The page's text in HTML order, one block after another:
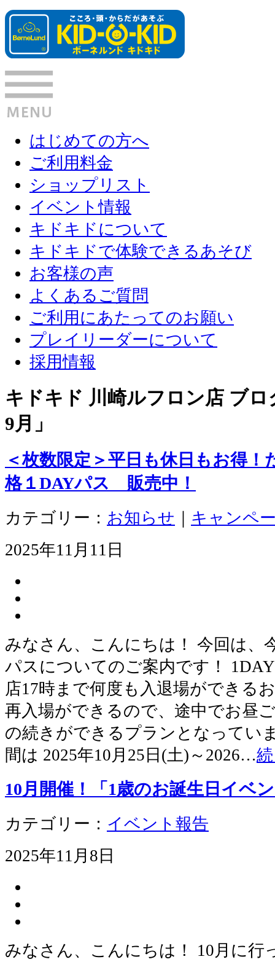
はじめての方へ
ご利用料金
ショップリスト
イベント情報
キドキドについて
キドキドで体験できるあそび
お客様の声
よくあるご質問
ご利用にあたってのお願い
プレイリーダーについて
採用情報
キドキド 川崎ルフロン店 ブ
9月 」
＜枚数限定＞平日も休日もお得
格１DAYパス 販売中！
カテゴリー： お知らせ
キャンペ
2025年11月11日
みなさん、こんにちは！ 今回は、
パスについてのご案内です！
店17時まで何度も入退場ができる
再入場ができるので、途中でお昼
の続きができるプランとなってい
間は 2025年10月25日(土)～2026…
10月開催！「1歳のお誕生日イベ
カテゴリー： イベント報告
2025年11月8日
みなさん、こんにちは！ 10月に行